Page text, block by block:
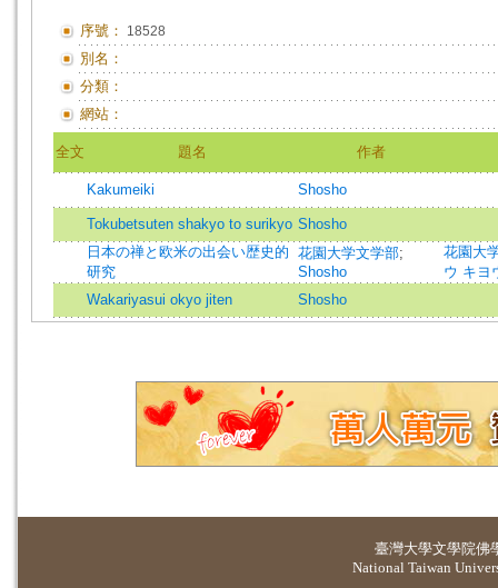
序號： 18528
別名：
分類：
網站：
全文 題名 作者
Kakumeiki Shosho
Tokubetsuten shakyo to surikyo Shosho
日本の禅と欧米の出会い歴史的
研究
花園大学文学部;
Shosho
花園大
ウ キヨ
Wakariyasui okyo jiten
Shosho
臺灣大學文學院佛
National Taiwan